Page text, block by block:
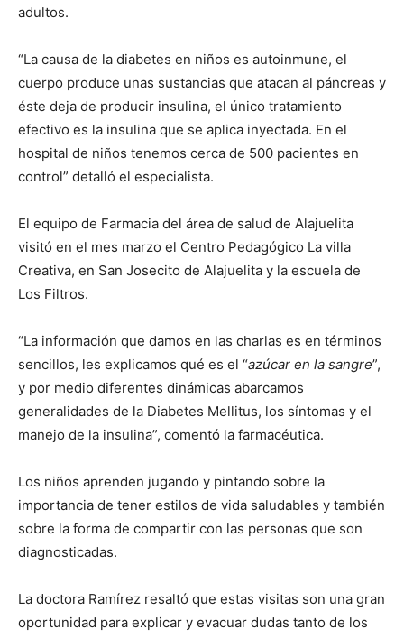
adultos.
“La causa de la diabetes en niños es autoinmune, el
cuerpo produce unas sustancias que atacan al páncreas y
éste deja de producir insulina, el único tratamiento
efectivo es la insulina que se aplica inyectada. En el
hospital de niños tenemos cerca de 500 pacientes en
control” detalló el especialista.
El equipo de Farmacia del área de salud de Alajuelita
visitó en el mes marzo el Centro Pedagógico La villa
Creativa, en San Josecito de Alajuelita y la escuela de
Los Filtros.
“La información que damos en las charlas es en términos
sencillos, les explicamos qué es el “azúcar en la sangre”,
y por medio diferentes dinámicas abarcamos
generalidades de la Diabetes Mellitus, los síntomas y el
manejo de la insulina”, comentó la farmacéutica.
Los niños aprenden jugando y pintando sobre la
importancia de tener estilos de vida saludables y también
sobre la forma de compartir con las personas que son
diagnosticadas.
La doctora Ramírez resaltó que estas visitas son una gran
oportunidad para explicar y evacuar dudas tanto de los